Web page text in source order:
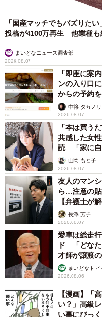
「初日から私のベッドに
ませんでした。今も一緒に
その後、2月11日に正式譲
保護施設での名前が「えの
キ（花言葉は壮大）だった
ん」と名付けたそうだ。
「響きが可愛くて、保護主
だと思うので変えたくなく
『えのん』にしました」
強いご縁
飼い主が食べているヨーグル
に拗ねた顔がかわいすぎ「鼻
椎名 碧
2026.08.06
髪をバッサ
犬たちの反
（笑）」「困
ANNA
2026.08.06
「誰かみた
て生きてき
った大切なこ
海川 まこと
2026.08.06
「カニにア
に！？ 「自
その理由と
竹中 友一（
2026.08.06
誰も求めて